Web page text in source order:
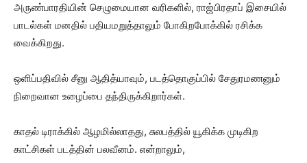
அருண்பாரதியின் செழுமையான வரிகளில், ராஜ்பிரதாப் இசையில்
பாடல்கள் மனதில் பதியமறுத்தாலும் போகிறபோக்கில் ரசிக்க
வைக்கிறது.
ஒளிப்பதிவில் சீனு ஆதித்யாவும், படத்தொகுப்பில் சேதுரமணனும்
நிறைவான உழைப்பை தந்திருக்கிறார்கள்.
காதல் டிராக்கில் ஆழமில்லாதது, சுலபத்தில் யூகிக்க முடிகிற
காட்சிகள் படத்தின் பலவீனம். என்றாலும்,